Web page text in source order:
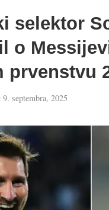
selektor
o
prvenstvu
9. septembra, 2025